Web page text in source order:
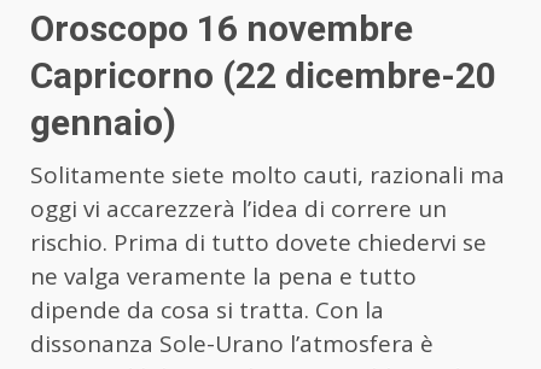
Oroscopo 16 novembre
Capricorno (22 dicembre-20
gennaio)
Solitamente siete molto cauti, razionali ma
oggi vi accarezzerà l’idea di correre un
rischio. Prima di tutto dovete chiedervi se
ne valga veramente la pena e tutto
dipende da cosa si tratta. Con la
dissonanza Sole-Urano l’atmosfera è